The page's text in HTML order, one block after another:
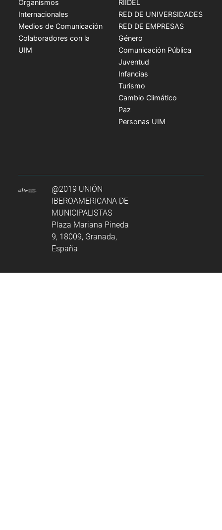
Organismos
Internacionales
Medios de Comunicación
Colaboradores con la
UIM
RIIDEL
RED DE UNIVERSIDADES
RED DE EMPRESAS
Género
Comunicación Pública
Juventud
Infancias
Turismo
Cambio Climático
Paz
Personas UIM
@2019 UNIÓN
IBEROAMERICANA DE
MUNICIPALISTAS
Plaza Mariana Pineda
9, 18009, Granada,
España